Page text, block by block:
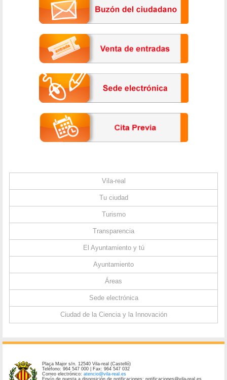
Vila-real
Tu ciudad
Turismo
Transparencia
El Ayuntamiento y tú
Ayuntamiento
Áreas
Sede electrónica
Ciudad de la Ciencia y la Innovación
Plaça Major s/n. 12540 Vila-real (Castelló)
Teléfono: 964 547 000 | Fax: 964 547 032
Correo electrónico:atencio@vila-real.es
Envío de puesta a disposición de notificaciones: notificaciones@vila-real.es